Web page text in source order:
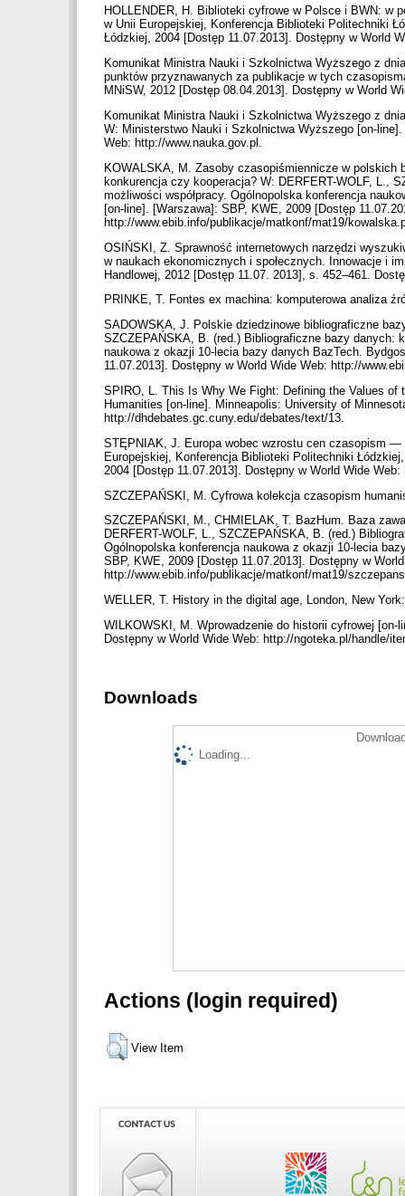
HOLLENDER, H. Biblioteki cyfrowe w Polsce i BWN: w
w Unii Europejskiej, Konferencja Biblioteki Politechniki
Łódzkiej, 2004 [Dostęp 11.07.2013]. Dostępny w World
Komunikat Ministra Nauki i Szkolnictwa Wyższego z
punktów przyznawanych za publikacje w tych
MNiSW, 2012 [Dostęp 08.04.2013]. Dostępny w World
Komunikat Ministra Nauki i Szkolnictwa Wyższego z
W: Ministerstwo Nauki i Szkolnictwa Wyższego [on-
Web: http://www.nauka.gov.pl.
KOWALSKA, M. Zasoby czasopiś́miennicze w
konkurencja czy kooperacja? W: DERFERT-WOLF, L.,
możliwości współpracy. Ogólnopolska konferencja
[on-line]. [Warszawa]: SBP, KWE, 2009 [Dostęp
http://www.ebib.info/publikacje/matkonf/mat19/
OSIŃSKI, Z. Sprawność internetowych narzędzi
w naukach ekonomicznych i społecznych. Innowacje i
Handlowej, 2012 [Dostęp 11.07. 2013], s. 452–461.
PRINKE, T. Fontes ex machina: komputerowa analiza
SADOWSKA, J. Polskie dziedzinowe bibliograficzne
SZCZEPAŃSKA, B. (red.) Bibliograficzne bazy danych:
naukowa z okazji 10-lecia bazy danych BazTech.
11.07.2013]. Dostępny w World Wide Web: http://
SPIRO, L. This Is Why We Fight: Defining the Values
Humanities [on-line]. Minneapolis: University of
http://dhdebates.gc.cuny.edu/debates/text/13.
STĘPNIAK, J. Europa wobec wzrostu cen czasopism
Europejskiej, Konferencja Biblioteki Politechniki
2004 [Dostęp 11.07.2013]. Dostępny w World Wide
SZCZEPAŃSKI, M. Cyfrowa kolekcja czasopism
SZCZEPAŃSKI, M., CHMIELAK, T. BazHum. Baza
DERFERT-WOLF, L., SZCZEPAŃSKA, B. (red.)
Ogólnopolska konferencja naukowa z okazji 10-lecia
SBP, KWE, 2009 [Dostęp 11.07.2013]. Dostępny w
http://www.ebib.info/publikacje/matkonf/mat19/
WELLER, T. History in the digital age, London, New
WILKOWSKI, M. Wprowadzenie do historii cyfrowej
Dostępny w World Wide Web: http://ngoteka.pl/handle/
Downloads
Loading...
Actions (login required)
View Item